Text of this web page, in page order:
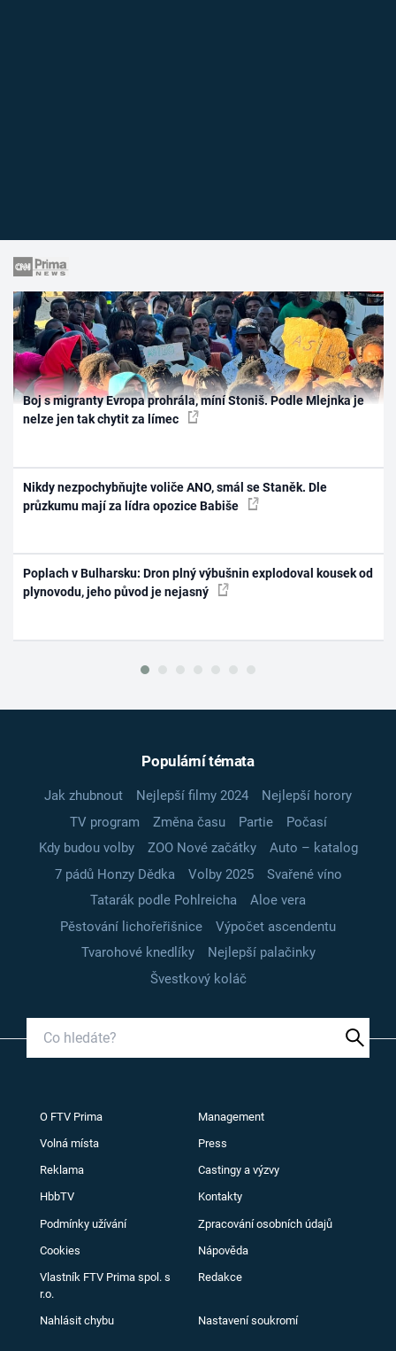
Boj s migranty Evropa prohrála, míní Stoniš. Podle Mlejnka je
nelze jen tak chytit za límec
Nikdy nezpochybňujte voliče ANO, smál se Staněk. Dle
průzkumu mají za lídra opozice Babiše
Poplach v Bulharsku: Dron plný výbušnin explodoval kousek od
plynovodu, jeho původ je nejasný
Populární témata
Jak zhubnout Nejlepší filmy 2024
Nejlepší horory
TV program
Změna času Partie
Počasí
Kdy budou volby
ZOO Nové začátky
Auto – katalog
7 pádů Honzy Dědka
Volby 2025
Svařené víno
Tatarák podle Pohlreicha
Aloe vera
Pěstování lichořeřišnice
Výpočet ascendentu
Tvarohové knedlíky
Nejlepší palačinky
Švestkový koláč
O FTV Prima Management
Volná místa Press
Reklama Castingy a výzvy
HbbTV Kontakty
Podmínky užívání Zpracování osobních údajů
Cookies Nápověda
Vlastník FTV Prima spol. s
r.o.
Redakce
Nahlásit chybu Nastavení soukromí